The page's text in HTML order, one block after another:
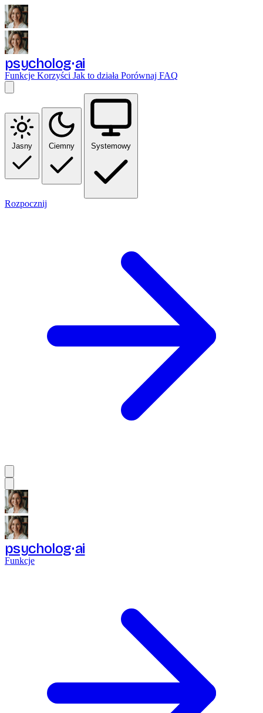
psycholog ai
Funkcje Korzyści Jak to działa Porównaj FAQ
Jasny Ciemny Systemowy
Rozpocznij
psycholog ai
Funkcje